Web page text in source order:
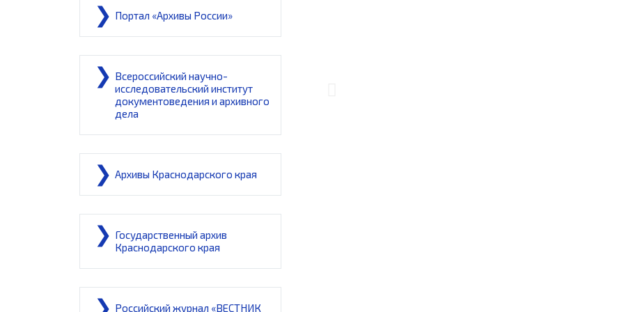
Портал «Архивы России»
Всероссийский научно-
исследовательский институт
документоведения и архивного
дела
Архивы Краснодарского края
Государственный архив
Краснодарского края
Российский журнал «ВЕСТНИК